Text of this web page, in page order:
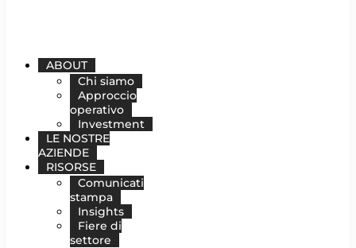
ABOUT
Chi siamo
Approccio
operativo
Investment
LE NOSTRE
AZIENDE
RISORSE
Comunicati
stampa
Insights
Fiere di
settore